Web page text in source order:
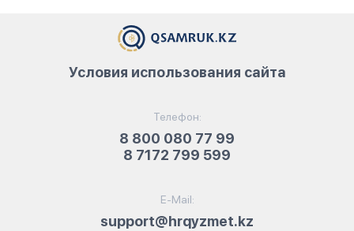
Телефон:
8 800 080 77 99
8 7172 799 599
E-Mail:
support@hrqyzmet.kz
Условия использования сайта